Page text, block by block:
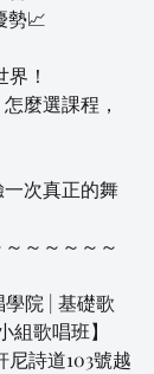
勢📈
！
麼選課程，
次真正的舞
～～～～～
學院 | 基礎歌
組歌唱班】
尼詩道103號越